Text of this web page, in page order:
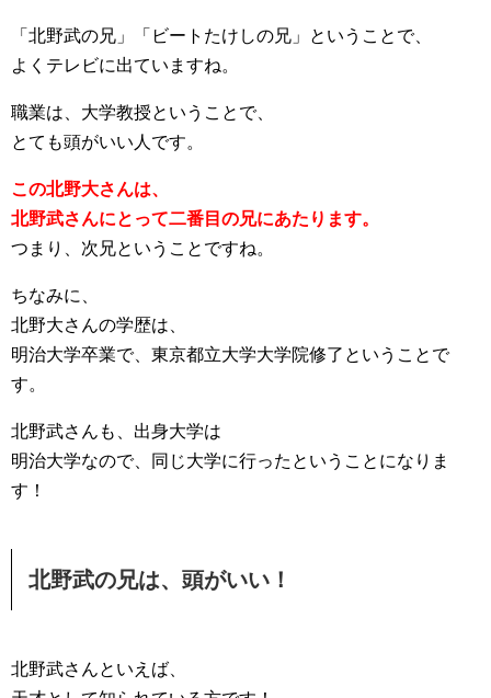
「北野武の兄」「ビートたけしの兄」ということで、
よくテレビに出ていますね。
職業は、大学教授ということで、
とても頭がいい人です。
この北野大さんは、
北野武さんにとって二番目の兄にあたります。
つまり、次兄ということですね。
ちなみに、
北野大さんの学歴は、
明治大学卒業で、東京都立大学大学院修了ということで
す。
北野武さんも、出身大学は
明治大学なので、同じ大学に行ったということになりま
す！
北野武の兄は、頭がいい！
北野武さんといえば、